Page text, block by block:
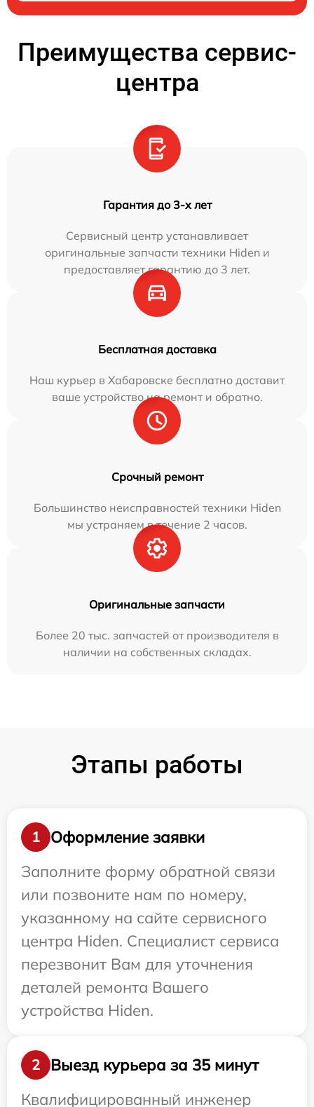
Преимущества сервис-
центра
Гарантия до 3-х лет
Сервисный центр устанавливает
оригинальные запчасти техники Hiden и
предоставляет гарантию до 3 лет.
Бесплатная доставка
Наш курьер в Хабаровске бесплатно доставит
ваше устройство на ремонт и обратно.
Срочный ремонт
Большинство неисправностей техники Hiden
мы устраняем в течение 2 часов.
Оригинальные запчасти
Более 20 тыс. запчастей от производителя в
наличии на собственных складах.
Этапы работы
1
Оформление заявки
Заполните форму обратной связи
или позвоните нам по номеру,
указанному на сайте сервисного
центра Hiden. Специалист сервиса
перезвонит Вам для уточнения
деталей ремонта Вашего
устройства Hiden.
2
Выезд курьера за 35 минут
Квалифицированный инженер